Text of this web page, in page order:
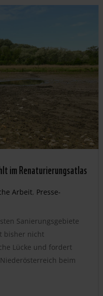
im Renaturierungsatlas
Arbeit, Presse-
Sanierungsgebiete
bisher nicht
Lücke und fordert
beim